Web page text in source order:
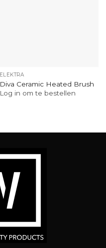
ELEKTRA
Diva Ceramic Heated Brush
Log in om te bestellen